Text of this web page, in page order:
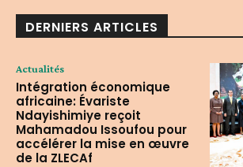
DERNIERS ARTICLES
Actualités
Intégration économique
africaine: Évariste
Ndayishimiye reçoit
Mahamadou Issoufou pour
accélérer la mise en œuvre
de la ZLECAf